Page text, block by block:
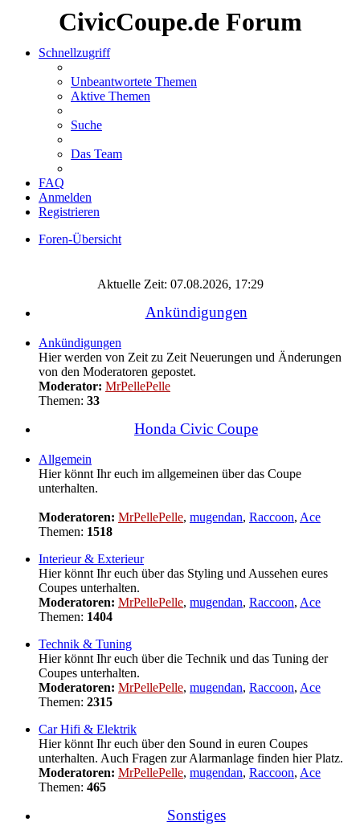
CivicCoupe.de Forum
Schnellzugriff
Unbeantwortete Themen
Aktive Themen
Suche
Das Team
FAQ
Anmelden
Registrieren
Foren-Übersicht
Aktuelle Zeit: 07.08.2026, 17:29
Ankündigungen
Ankündigungen
Hier werden von Zeit zu Zeit Neuerungen und Änderungen
von den Moderatoren gepostet.
Moderator: MrPellePelle
Themen: 33
Honda Civic Coupe
Allgemein
Hier könnt Ihr euch im allgemeinen über das Coupe
unterhalten.
Moderatoren: MrPellePelle, mugendan, Raccoon, Ace
Themen: 1518
Interieur & Exterieur
Hier könnt Ihr euch über das Styling und Aussehen eures
Coupes unterhalten.
Moderatoren: MrPellePelle, mugendan, Raccoon, Ace
Themen: 1404
Technik & Tuning
Hier könnt Ihr euch über die Technik und das Tuning der
Coupes unterhalten.
Moderatoren: MrPellePelle, mugendan, Raccoon, Ace
Themen: 2315
Car Hifi & Elektrik
Hier könnt Ihr euch über den Sound in euren Coupes
unterhalten. Auch Fragen zur Alarmanlage finden hier Platz.
Moderatoren: MrPellePelle, mugendan, Raccoon, Ace
Themen: 465
Sonstiges